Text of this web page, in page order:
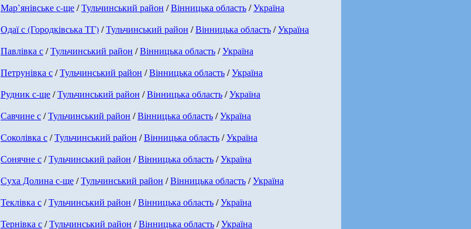
Мар’янівське с-ще/Тульчинський район /Вінницька область/Україна
Одаї с (Городківська ТГ)/Тульчинський район /Вінницька область/Україна
Павлівка с/Тульчинський район /Вінницька область/Україна
Петрунівка с/Тульчинський район /Вінницька область/Україна
Рудник с-ще/Тульчинський район /Вінницька область/Україна
Савчине с/Тульчинський район /Вінницька область/Україна
Соколівка с/Тульчинський район /Вінницька область/Україна
Сонячне с/Тульчинський район /Вінницька область/Україна
Суха Долина с-ще/Тульчинський район /Вінницька область/Україна
Теклівка с/Тульчинський район /Вінницька область/Україна
Тернівка с/Тульчинський район /Вінницька область/Україна